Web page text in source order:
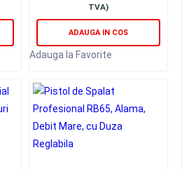
TVA)
ADAUGA IN COS
Adauga la Favorite